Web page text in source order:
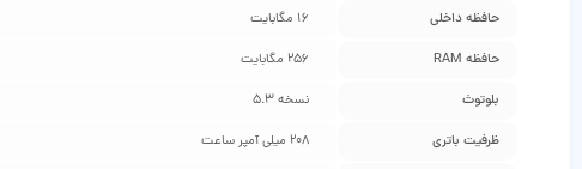
حافظه داخلی 16 مگابایت
حافظه RAM ۲۵۶ مگابایت
بلوتوث نسخه 5.3
ظرفیت باتری 208 میلی‌ آمپر ساعت